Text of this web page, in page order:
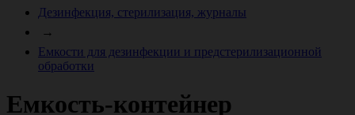
Дезинфекция, стерилизация, журналы
→
Емкости для дезинфекции и предстерилизационной
обработки
Емкость-контейнер